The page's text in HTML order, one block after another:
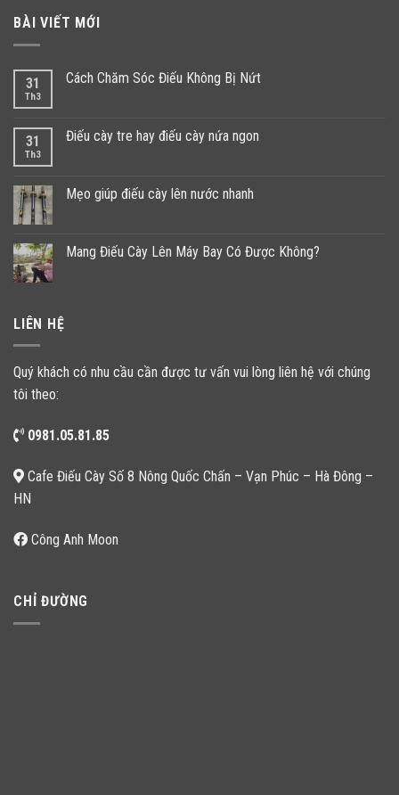
BÀI VIẾT MỚI
31
Th3
Cách Chăm Sóc Điếu Không Bị Nứt
31
Th3
Điếu cày tre hay điếu cày nứa ngon
Mẹo giúp điếu cày lên nước nhanh
Mang Điếu Cày Lên Máy Bay Có Được Không?
LIÊN HỆ
Quý khách có nhu cầu cần được tư vấn vui lòng liên hệ với chúng
tôi theo:
0981.05.81.85
Cafe Điếu Cày Số 8 Nông Quốc Chấn – Vạn Phúc – Hà Đông –
HN
Công Anh Moon
CHỈ ĐƯỜNG